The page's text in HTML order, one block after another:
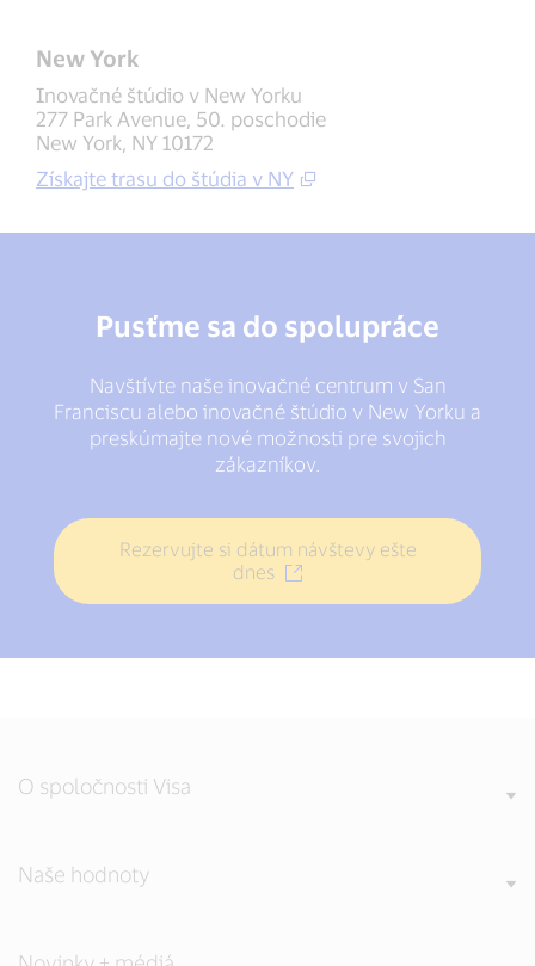
New York
Inovačné štúdio v New Yorku
277 Park Avenue, 50. poschodie
New York, NY 10172
Získajte trasu do štúdia v NY
Pusťme sa do spolupráce
Navštívte naše inovačné centrum v San
Franciscu alebo inovačné štúdio v New Yorku a
preskúmajte nové možnosti pre svojich
zákazníkov.
Rezervujte si dátum návštevy ešte
dnes
O spoločnosti Visa
Naše hodnoty